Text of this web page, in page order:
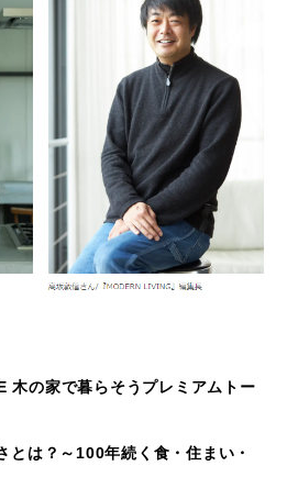
木の家で暮らそうプレミアムトー
とは？～100年続く食・住まい・